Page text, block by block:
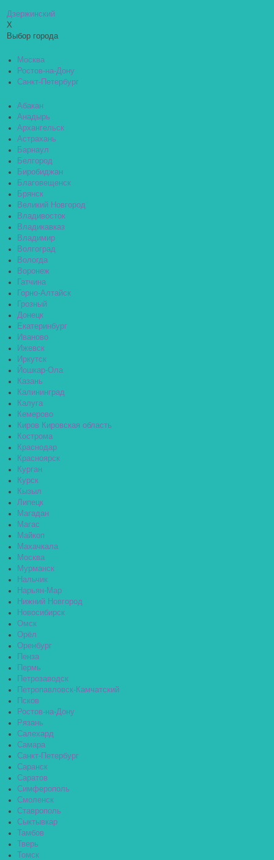
Дзержинский
X
Выбор города
Москва
Ростов-на-Дону
Санкт-Петербург
Абакан
Анадырь
Архангельск
Астрахань
Барнаул
Белгород
Биробиджан
Благовещенск
Брянск
Великий Новгород
Владивосток
Владикавказ
Владимир
Волгоград
Вологда
Воронеж
Гатчина
Горно-Алтайск
Грозный
Донецк
Екатеринбург
Иваново
Ижевск
Иркутск
Йошкар-Ола
Казань
Калининград
Калуга
Кемерово
Киров Кировская область
Кострома
Краснодар
Красноярск
Курган
Курск
Кызыл
Липецк
Магадан
Магас
Майкоп
Махачкала
Москва
Мурманск
Нальчик
Нарьян-Мар
Нижний Новгород
Новосибирск
Омск
Орёл
Оренбург
Пенза
Пермь
Петрозаводск
Петропавловск-Камчатский
Псков
Ростов-на-Дону
Рязань
Салехард
Самара
Санкт-Петербург
Саранск
Саратов
Симферополь
Смоленск
Ставрополь
Сыктывкар
Тамбов
Тверь
Томск